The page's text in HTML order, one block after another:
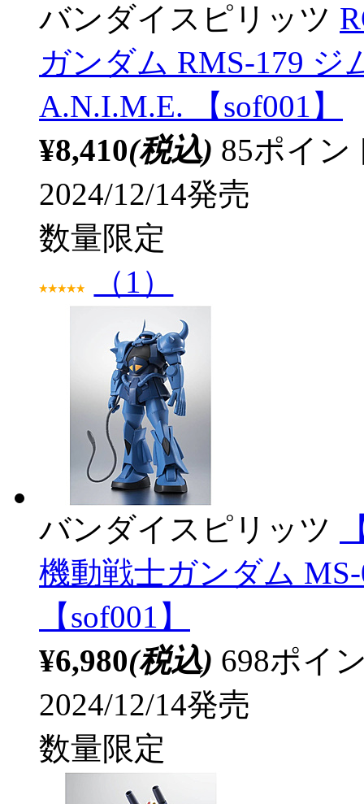
バンダイスピリッツ
ガンダム RMS-179 ジ
A.N.I.M.E. 【sof001】
¥8,410(税込) 85ポイ
2024/12/14発売
数量限定
（1）
バンダイスピリッツ
機動戦士ガンダム
【sof001】
¥6,980(税込) 698ポイ
2024/12/14発売
数量限定